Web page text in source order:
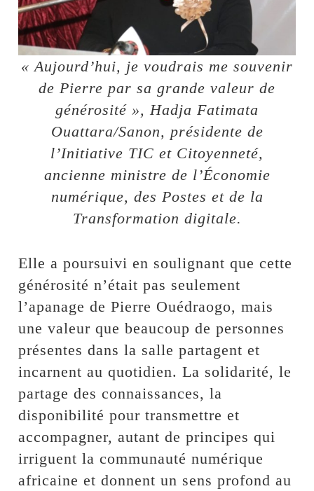
« Aujourd’hui, je voudrais me souvenir
de Pierre par sa grande valeur de
générosité », Hadja Fatimata
Ouattara/Sanon, présidente de
l’Initiative TIC et Citoyenneté,
ancienne ministre de l’Économie
numérique, des Postes et de la
Transformation digitale.
Elle a poursuivi en soulignant que cette
générosité n’était pas seulement
l’apanage de Pierre Ouédraogo, mais
une valeur que beaucoup de personnes
présentes dans la salle partagent et
incarnent au quotidien. La solidarité, le
partage des connaissances, la
disponibilité pour transmettre et
accompagner, autant de principes qui
irriguent la communauté numérique
africaine et donnent un sens profond au